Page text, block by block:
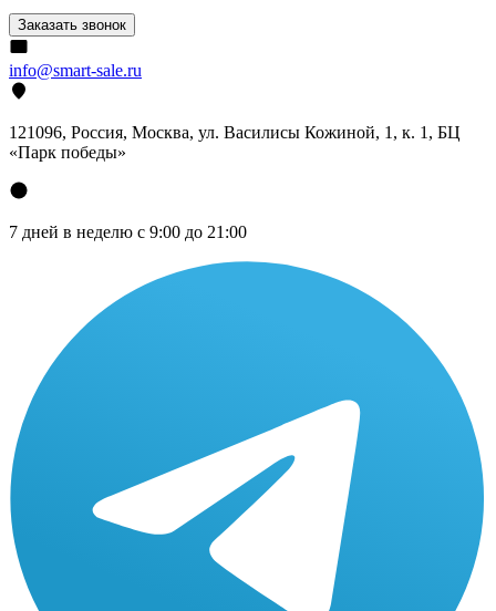
Заказать звонок
info@smart-sale.ru
121096, Россия, Москва, ул. Василисы Кожиной, 1, к. 1, БЦ
«Парк победы»
7 дней в неделю с 9:00 до 21:00